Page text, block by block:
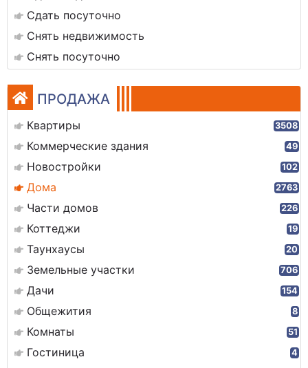
Сдать посуточно
Снять недвижимость
Снять посуточно
ПРОДАЖА
Квартиры 3508
Коммерческие здания 49
Новостройки 102
Дома 2763
Части домов 226
Коттеджи 19
Таунхаусы 20
Земельные участки 706
Дачи 154
Общежития 8
Комнаты 51
Гостиница 4